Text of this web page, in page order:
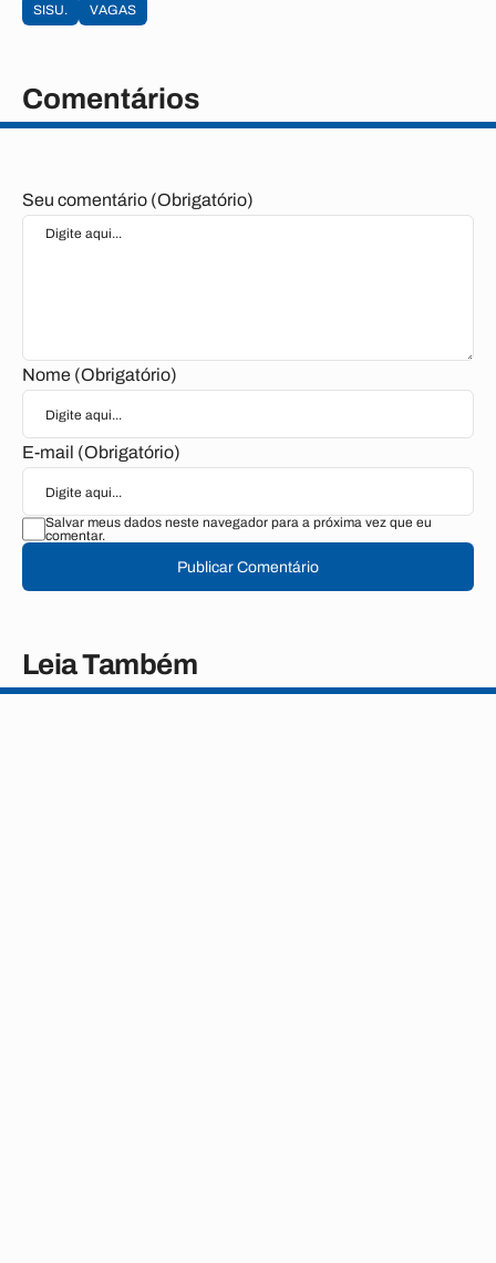
SISU.
VAGAS
Comentários
Seu comentário (Obrigatório)
Nome (Obrigatório)
E-mail (Obrigatório)
Salvar meus dados neste navegador para a próxima vez que eu
comentar.
Publicar Comentário
Leia Também